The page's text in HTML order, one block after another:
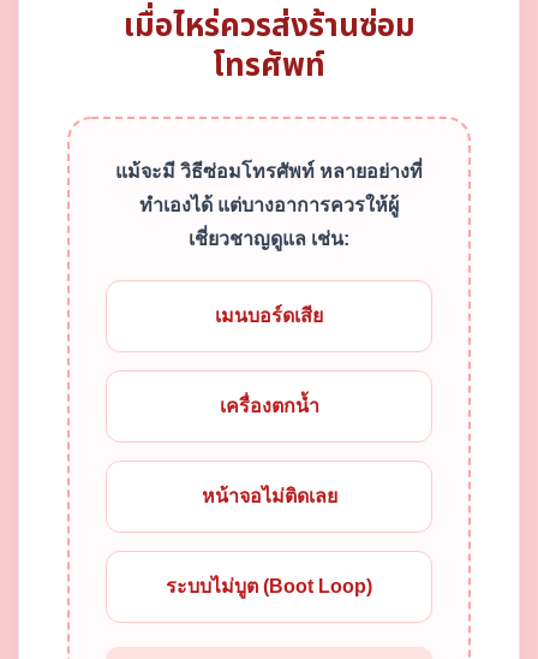
เมื่อไหร่ควรส่งร้านซ่อม
โทรศัพท์
แม้จะมี วิธีซ่อมโทรศัพท์ หลายอย่างที่
ทำเองได้ แต่บางอาการควรให้ผู้
เชี่ยวชาญดูแล เช่น:
เมนบอร์ดเสีย
เครื่องตกน้ำ
หน้าจอไม่ติดเลย
ระบบไม่บูต (Boot Loop)